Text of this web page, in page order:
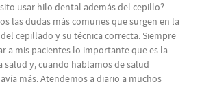
usar hilo dental además del cepillo?
las dudas más comunes que surgen en la
cepillado y su técnica correcta. Siempre
a mis pacientes lo importante que es la
salud y, cuando hablamos de salud
más. Atendemos a diario a muchos